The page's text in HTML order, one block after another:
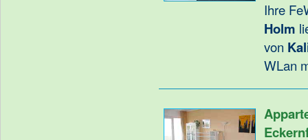
Ihre
Holm
von
WLan